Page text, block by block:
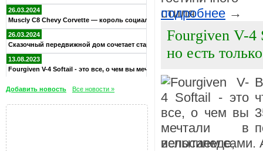
26.03.2024
Muscly C8 Chevy Corvette — король социальных сетей
26.03.2024
Сказочный передвижной дом сочетает старую южную элегантность
13.08.2023
Fourgiven V-4 Softail - это все, о чем вы мечтали в велосипе
Добавить новость Все новости »
подробнее →
Fourgiven V-4
но есть
испытаем сами.